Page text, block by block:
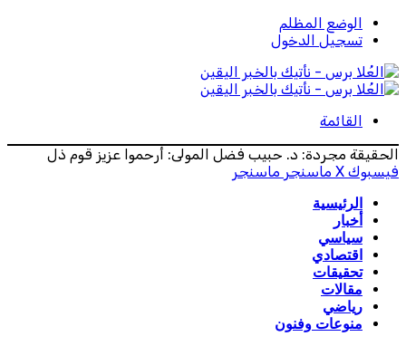
الوضع المظلم
تسجيل الدخول
القائمة
الحقيقة مجردة: د. حبيب فضل المولى: أرحموا عزيز قوم ذل
فيسبوك ‫X ماسنجر ماسنجر
الرئيسية
أخبار
سياسي
اقتصادي
تحقيقات
مقالات
رياضي
منوعات وفنون